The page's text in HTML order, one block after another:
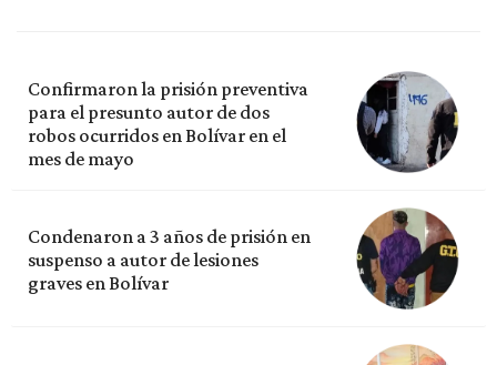
Confirmaron la prisión preventiva
para el presunto autor de dos
robos ocurridos en Bolívar en el
mes de mayo
Condenaron a 3 años de prisión en
suspenso a autor de lesiones
graves en Bolívar